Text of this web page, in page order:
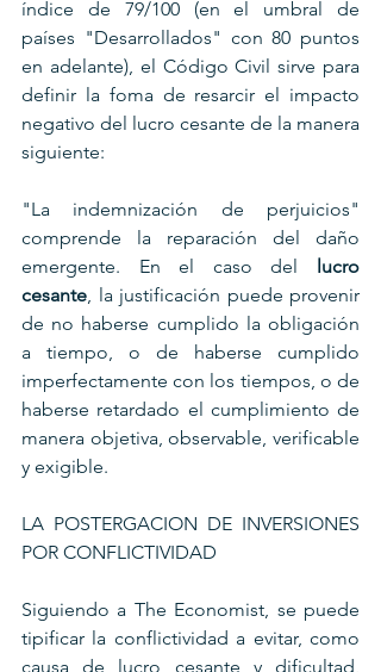
índice de 79/100 (en el umbral de
países "Desarrollados" con 80 puntos
en adelante), el Código Civil sirve para
definir la foma de resarcir el impacto
negativo del lucro cesante de la manera
siguiente:
"La indemnización de perjuicios"
comprende la reparación del daño
emergente. En el caso del lucro
cesante, la justificación puede provenir
de no haberse cumplido la obligación
a tiempo, o de haberse cumplido
imperfectamente con los tiempos, o de
haberse retardado el cumplimiento de
manera objetiva, observable, verificable
y exigible.
LA POSTERGACION DE INVERSIONES
POR CONFLICTIVIDAD
Siguiendo a The Economist, se puede
tipificar la conflictividad a evitar, como
causa de lucro cesante y dificultad,